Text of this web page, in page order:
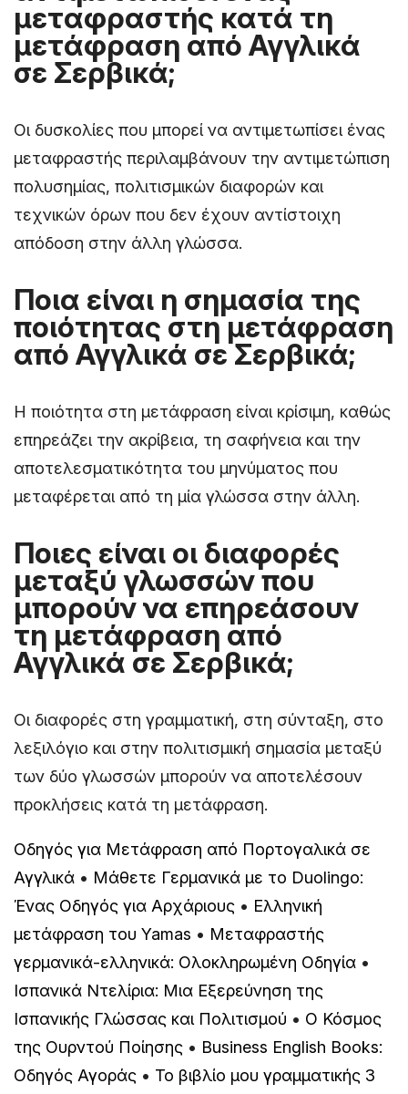
μεταφραστής κατά τη
μετάφραση από Αγγλικά
σε Σερβικά;
Οι δυσκολίες που μπορεί να αντιμετωπίσει ένας
μεταφραστής περιλαμβάνουν την αντιμετώπιση
πολυσημίας, πολιτισμικών διαφορών και
τεχνικών όρων που δεν έχουν αντίστοιχη
απόδοση στην άλλη γλώσσα.
Ποια είναι η σημασία της
ποιότητας στη μετάφραση
από Αγγλικά σε Σερβικά;
Η ποιότητα στη μετάφραση είναι κρίσιμη, καθώς
επηρεάζει την ακρίβεια, τη σαφήνεια και την
αποτελεσματικότητα του μηνύματος που
μεταφέρεται από τη μία γλώσσα στην άλλη.
Ποιες είναι οι διαφορές
μεταξύ γλωσσών που
μπορούν να επηρεάσουν
τη μετάφραση από
Αγγλικά σε Σερβικά;
Οι διαφορές στη γραμματική, στη σύνταξη, στο
λεξιλόγιο και στην πολιτισμική σημασία μεταξύ
των δύο γλωσσών μπορούν να αποτελέσουν
προκλήσεις κατά τη μετάφραση.
Οδηγός για Μετάφραση από Πορτογαλικά σε
Αγγλικά • Μάθετε Γερμανικά με το Duolingo:
Ένας Οδηγός για Αρχάριους • Ελληνική
μετάφραση του Yamas • Μεταφραστής
γερμανικά-ελληνικά: Ολοκληρωμένη Οδηγία •
Ισπανικά Ντελίρια: Μια Εξερεύνηση της
Ισπανικής Γλώσσας και Πολιτισμού • Ο Κόσμος
της Ουρντού Ποίησης • Business English Books:
Οδηγός Αγοράς • Το βιβλίο μου γραμματικής 3